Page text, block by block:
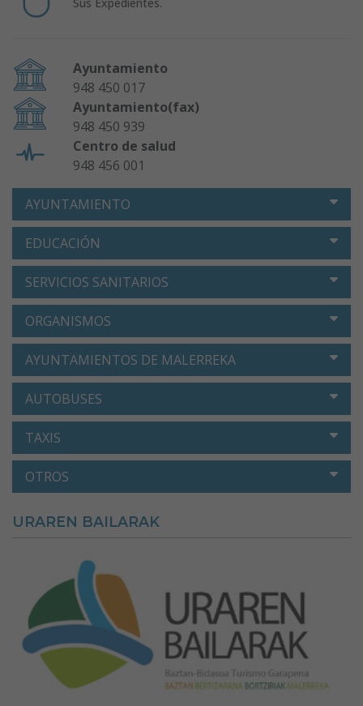
Ayuntamiento
948 450 017
Ayuntamiento(fax)
948 450 939
Centro de salud
948 456 001
AYUNTAMIENTO
EDUCACIÓN
SERVICIOS SANITARIOS
ORGANISMOS
AYUNTAMIENTOS DE MALERREKA
AUTOBUSES
TAXIS
OTROS
URAREN BAILARAK